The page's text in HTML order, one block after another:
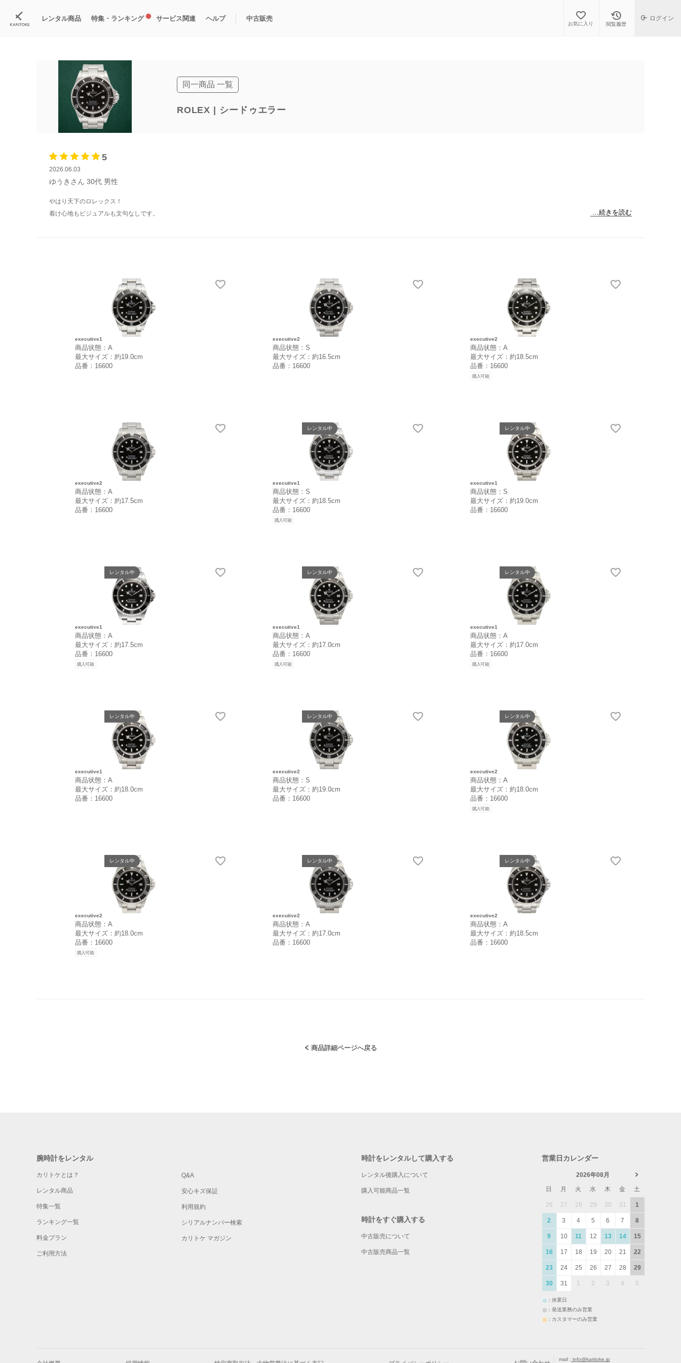
レンタル商品 特集・ランキング サービス関連 ヘルプ 中古販売
お気に入り 閲覧履歴
ログイン
同一商品 一覧
ROLEX | シードゥエラー
5
2026.06.03
ゆうきさん 30代 男性
やはり天下のロレックス！
着け心地もビジュアルも文句なしです。
…続きを読む
executive1
商品状態：A
最大サイズ：約19.0cm
品番：16600
executive2
商品状態：S
最大サイズ：約16.5cm
品番：16600
executive2
商品状態：A
最大サイズ：約18.5cm
品番：16600
購入可能
executive2
商品状態：A
最大サイズ：約17.5cm
品番：16600
レンタル中
executive1
商品状態：S
最大サイズ：約18.5cm
品番：16600
購入可能
レンタル中
executive1
商品状態：S
最大サイズ：約19.0cm
品番：16600
レンタル中
executive1
商品状態：A
最大サイズ：約17.5cm
品番：16600
購入可能
レンタル中
executive1
商品状態：A
最大サイズ：約17.0cm
品番：16600
購入可能
レンタル中
executive1
商品状態：A
最大サイズ：約17.0cm
品番：16600
購入可能
レンタル中
executive1
商品状態：A
最大サイズ：約18.0cm
品番：16600
レンタル中
executive2
商品状態：S
最大サイズ：約19.0cm
品番：16600
レンタル中
executive2
商品状態：A
最大サイズ：約18.0cm
品番：16600
購入可能
レンタル中
executive2
商品状態：A
最大サイズ：約18.0cm
品番：16600
購入可能
レンタル中
executive2
商品状態：A
最大サイズ：約17.0cm
品番：16600
レンタル中
executive2
商品状態：A
最大サイズ：約18.5cm
品番：16600
商品詳細ページへ戻る
腕時計をレンタル
カリトケとは？
レンタル商品
特集一覧
ランキング一覧
料金プラン
ご利用方法
Q&A
安心キズ保証
利用規約
シリアルナンバー検索
カリトケ マガジン
時計をレンタルして購入する
レンタル後購入について
購入可能商品一覧
時計をすぐ購入する
中古販売について
中古販売商品一覧
営業日カレンダー
2026年08月
日
月 火 水 木 金 土
26 27 28 29 30 31 1
2 3 4 5 6 7 8
9 10 11 12 13 14 15
16 17 18 19 20 21 22
23 24 25 26 27 28 29
30 31 1 2 3 4 5
：休業日
：発送業務のみ営業
：カスタマーのみ営業
mail : info@karitoke.jp